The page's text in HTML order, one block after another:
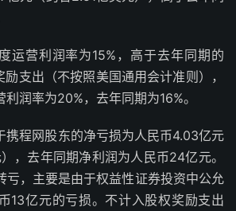
运营利润率为15%，高于去年同期的
支出（不按照美国通用会计准则），
润率为20%，去年同期为16%。
携程网股东的净亏损为人民币4.03亿元
，去年同期净利润为人民币24亿元。
亏，主要是由于权益性证券投资中公允
13亿元的亏损。不计入股权奖励支出